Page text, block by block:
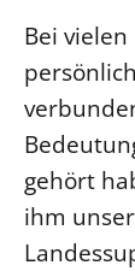
Bei
gehört
ihm
Beruf
Freie